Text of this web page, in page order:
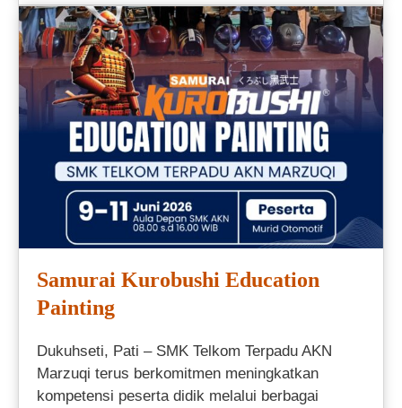
Samurai Kurobushi Education
Painting
Dukuhseti, Pati – SMK Telkom Terpadu AKN
Marzuqi terus berkomitmen meningkatkan
kompetensi peserta didik melalui berbagai